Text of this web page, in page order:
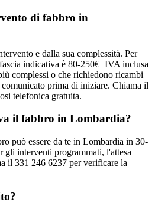
di fabbro in
e dalla sua complessità. Per
indicativa è 80-250€+IVA inclusa
complessi o che richiedono ricambi
prima di iniziare. Chiama il
telefonica gratuita.
il fabbro in Lombardia?
può essere da te in Lombardia in 30-
gli interventi programmati, l'attesa
il 331 246 6237 per verificare la